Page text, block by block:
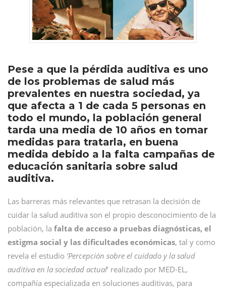
Pese a que la pérdida auditiva es uno
de los problemas de salud más
prevalentes en nuestra sociedad, ya
que afecta a 1 de cada 5 personas en
todo el mundo, la población general
tarda una media de 10 años en tomar
medidas para tratarla, en buena
medida debido a la falta campañas de
educación sanitaria sobre salud
auditiva.
Las barreras más relevantes que retrasan la decisión de
cuidar la salud auditiva son el propio desconocimiento de la
población, la falta de acceso a pruebas diagnósticas, el
estigma social y las dificultades económicas, tal y como
revela el estudio ‘Percepción sobre el cuidado y la salud
auditiva en la sociedad actual‘ realizado por MED-EL,
compañía especializada en soluciones auditivas, para